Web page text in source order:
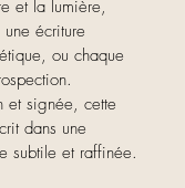
et la lumière,
écriture
ou chaque
et signée, cette
dans une
subtile et raffinée.